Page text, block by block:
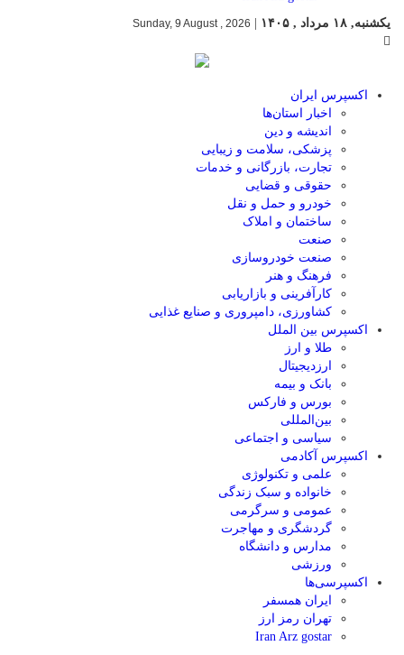
یکشنبه, ۱۸ مرداد , ۱۴۰۵
Sunday, 9 August , 2026
اکسپرس ایران
اخبار استان‌ها
اندیشه و دین
پزشکی، سلامت و زیبایی
تجارت، بازرگانی و خدمات
حقوقی و قضایی
خودرو و حمل و نقل
ساختمان و املاک
صنعت
صنعت خودروسازی
فرهنگ و هنر
کارآفرینی و بازاریابی
کشاورزی، دامپروری و صنایع غذایی
اکسپرس بین الملل
طلا و ارز
ارزدیجیتال
بانک و بیمه
بورس و فارکس
بین‌المللی
سیاسی و اجتماعی
اکسپرس آکادمی
علمی و تکنولوژی
خانواده و سبک زندگی
عمومی و سرگرمی
گردشگری و مهاجرت
مدارس و دانشگاه
ورزشی
اکسپرسی‌ها
ایران همسفر
تهران رمز ارز
Iran Arz gostar